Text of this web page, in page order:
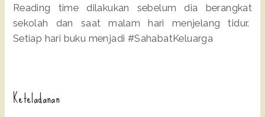
Reading time dilakukan sebelum dia berangkat
sekolah dan saat malam hari menjelang tidur.
Setiap hari buku menjadi #SahabatKeluarga
Keteladanan